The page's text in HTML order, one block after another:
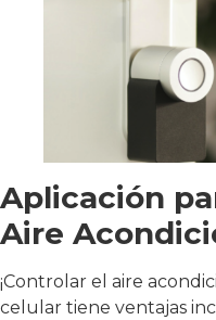
Aplicación
Aire
¡Controlar el aire
celular tiene ventajas